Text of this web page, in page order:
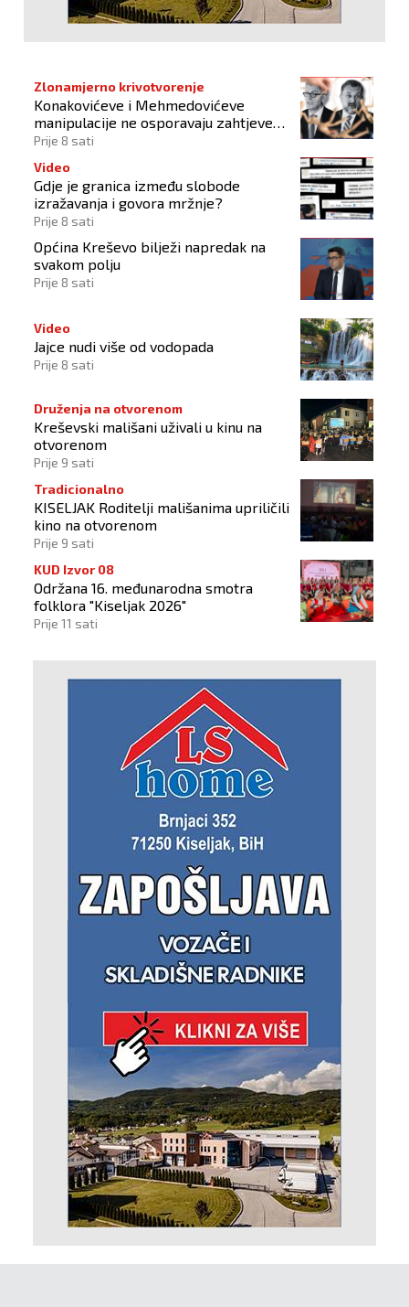
Zlonamjerno krivotvorenje
Konakovićeve i Mehmedovićeve
manipulacije ne osporavaju zahtjeve
Hrvata
Prije 8 sati
Video
Gdje je granica između slobode
izražavanja i govora mržnje?
Prije 8 sati
Općina Kreševo bilježi napredak na
svakom polju
Prije 8 sati
Video
Jajce nudi više od vodopada
Prije 8 sati
Druženja na otvorenom
Kreševski mališani uživali u kinu na
otvorenom
Prije 9 sati
Tradicionalno
KISELJAK Roditelji mališanima upriličili
kino na otvorenom
Prije 9 sati
KUD Izvor 08
Održana 16. međunarodna smotra
folklora "Kiseljak 2026"
Prije 11 sati